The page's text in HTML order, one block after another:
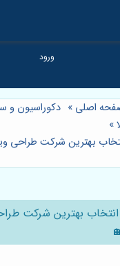
اصلی » دکوراسیون و
»
بهترین شرکت طراحی
انتخاب بهترین شرکت